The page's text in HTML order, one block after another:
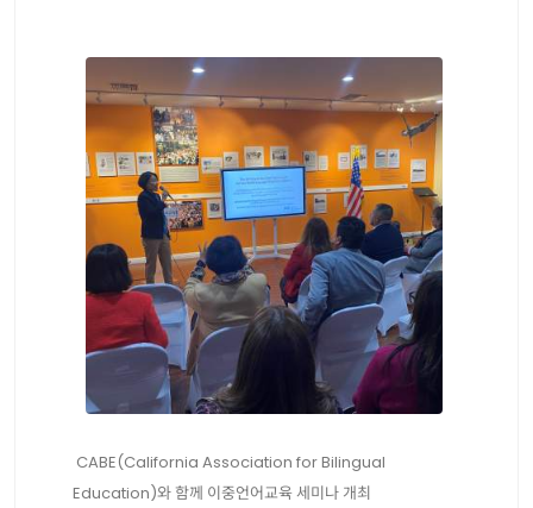
CABE(California Association for Bilingual
Education)와 함께 이중언어교육 세미나 개최